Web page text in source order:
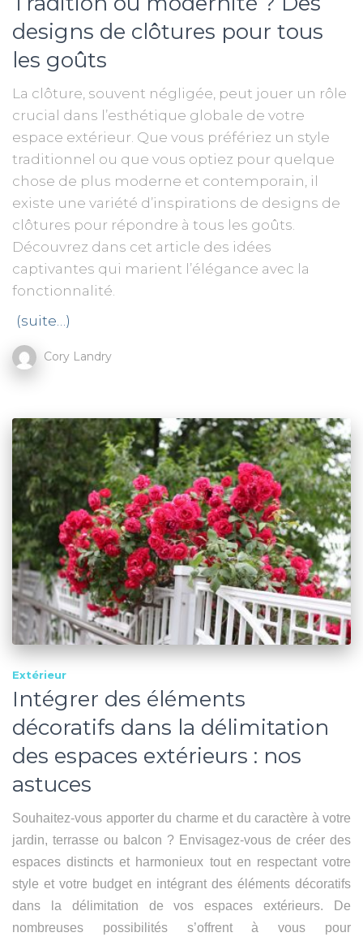
designs de clôtures pour tous
les goûts
La clôture, souvent négligée, peut jouer un rôle
crucial dans l’esthétique globale de votre
espace extérieur. Que vous préfériez un style
traditionnel ou que vous optiez pour quelque
chose de plus moderne et contemporain, il
existe une variété d’inspirations de designs de
clôtures pour répondre à tous les goûts.
Découvrez dans cet article des idées
captivantes qui marient l’élégance avec la
fonctionnalité.
(suite…)
Cory Landry
Extérieur
Intégrer des éléments
décoratifs dans la délimitation
des espaces extérieurs : nos
astuces
Souhaitez-vous apporter du charme et du caractère à votre
jardin, terrasse ou balcon ? Envisagez-vous de créer des
espaces distincts et harmonieux tout en respectant votre
style et votre budget en intégrant des éléments décoratifs
dans la délimitation de vos espaces extérieurs. De
nombreuses possibilités s’offrent à vous pour